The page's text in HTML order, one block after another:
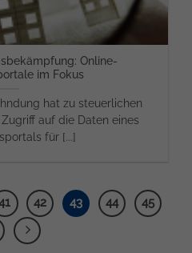
Online-
im Fokus
hat zu steuerlichen
auf die Daten eines
für [...]
42 43 44
45